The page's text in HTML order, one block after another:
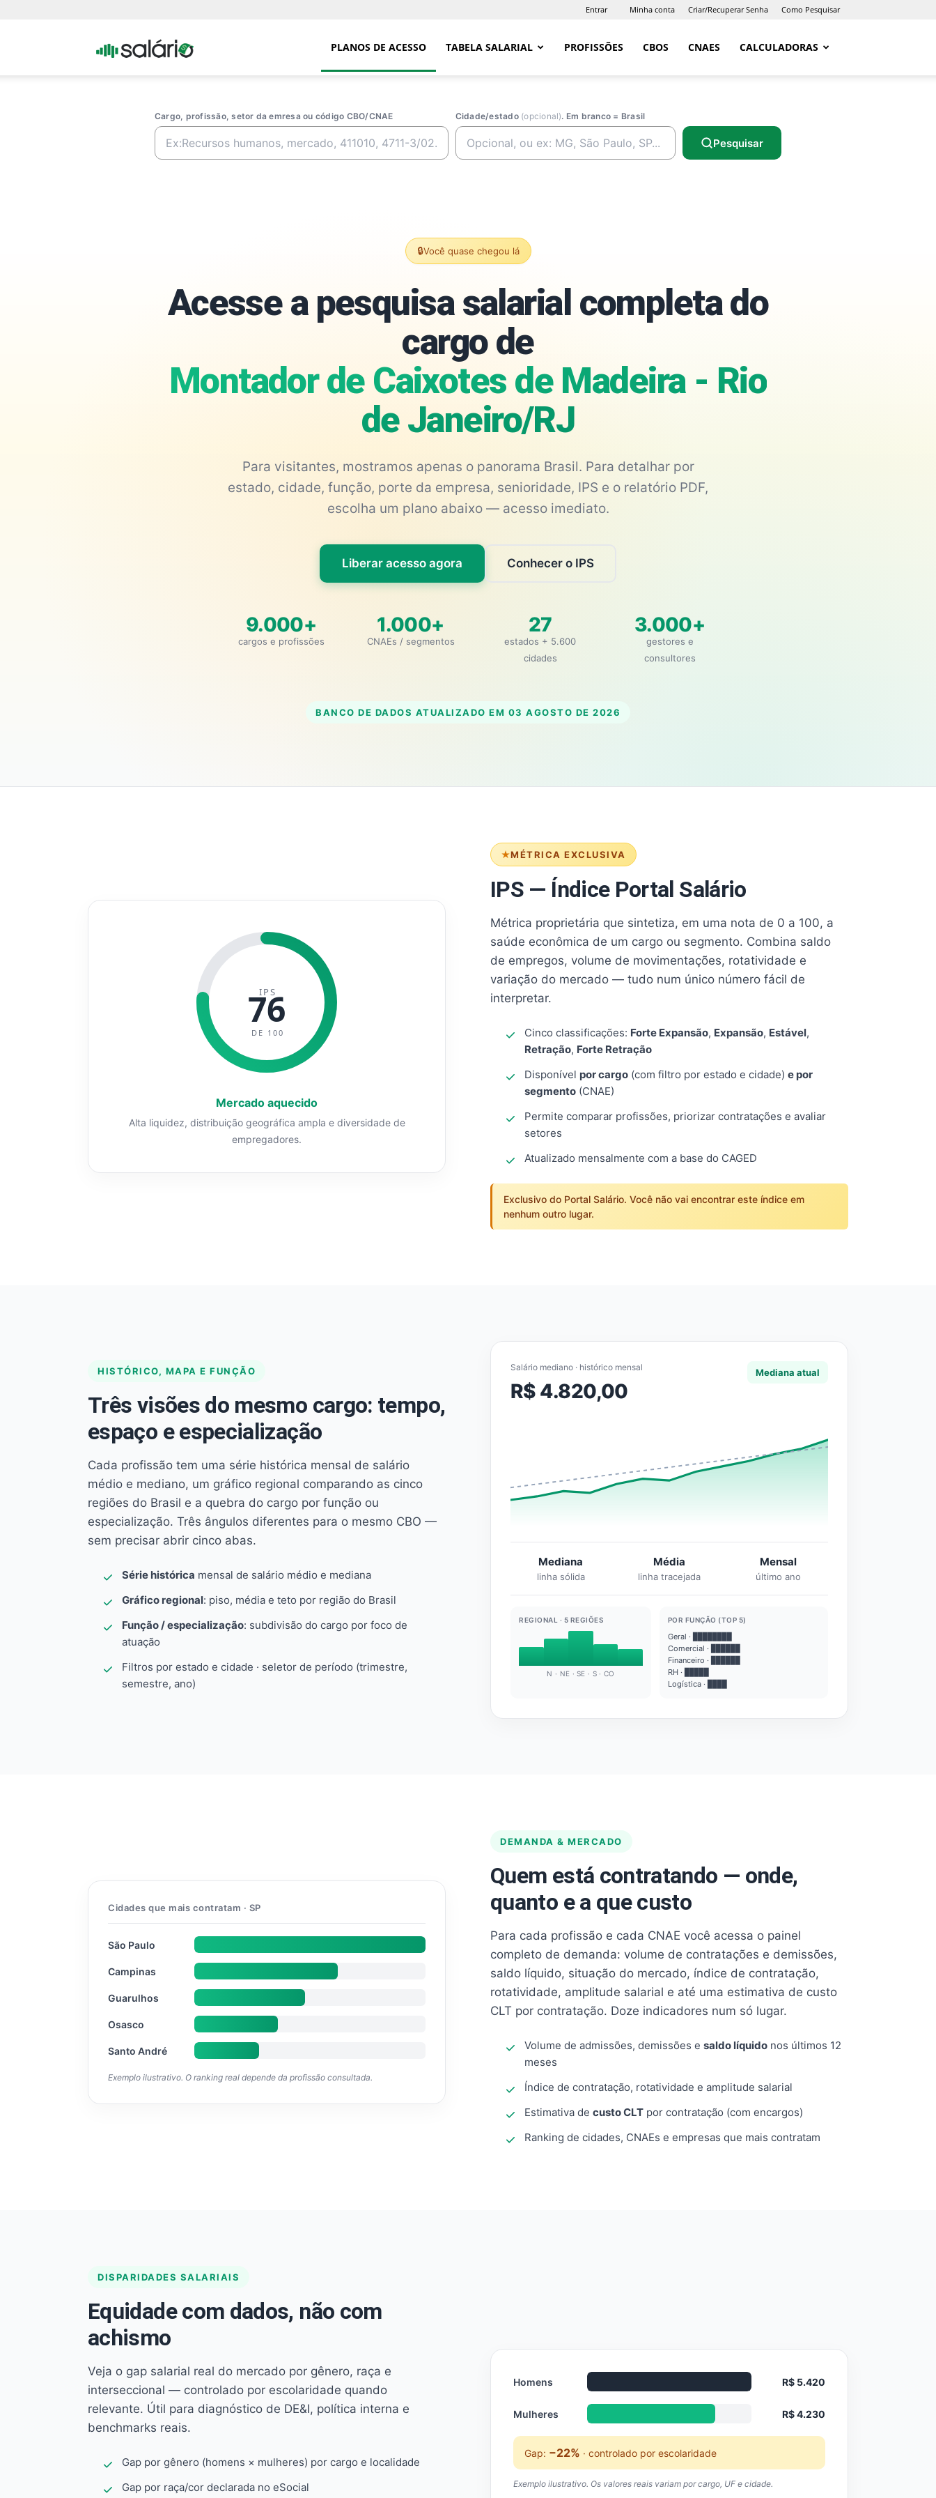
Entrar Minha conta Criar/Recuperar Senha Como Pesquisar
Portal PLANOS DE ACESSO TABELA SALARIAL PROFISSÕES CBOS CNAES CALCULADORAS
Cargo, profissão, setor da emresa ou código CBO/CNAE Cidade/estado (opcional). Em branco = Brasil
Pesquisar
🔒Você quase chegou lá
Acesse a pesquisa salarial completa do
cargo de
Montador de Caixotes de Madeira - Rio
de Janeiro/RJ
Para visitantes, mostramos apenas o panorama Brasil. Para detalhar por
estado, cidade, função, porte da empresa, senioridade, IPS e o relatório PDF,
escolha um plano abaixo — acesso imediato.
Liberar acesso agora Conhecer o IPS
9.000+
cargos e profissões
1.000+
CNAEs / segmentos
27
estados + 5.600
cidades
3.000+
gestores e
consultores
BANCO DE DADOS ATUALIZADO EM 03 AGOSTO DE 2026
MÉTRICA EXCLUSIVA
IPS — Índice Portal Salário
Métrica proprietária que sintetiza, em uma nota de 0 a 100, a
saúde econômica de um cargo ou segmento. Combina saldo
de empregos, volume de movimentações, rotatividade e
variação do mercado — tudo num único número fácil de
interpretar.
Cinco classificações: Forte Expansão, Expansão, Estável,
Retração, Forte Retração
Disponível por cargo (com filtro por estado e cidade) e por
segmento (CNAE)
Permite comparar profissões, priorizar contratações e avaliar
setores
Atualizado mensalmente com a base do CAGED
Exclusivo do Portal Salário. Você não vai encontrar este índice em
nenhum outro lugar.
IPS
76
DE 100
Mercado aquecido
Alta liquidez, distribuição geográfica ampla e diversidade de
empregadores.
HISTÓRICO, MAPA E FUNÇÃO
Três visões do mesmo cargo: tempo,
espaço e especialização
Cada profissão tem uma série histórica mensal de salário
médio e mediano, um gráfico regional comparando as cinco
regiões do Brasil e a quebra do cargo por função ou
especialização. Três ângulos diferentes para o mesmo CBO —
sem precisar abrir cinco abas.
Série histórica mensal de salário médio e mediana
Gráfico regional: piso, média e teto por região do Brasil
Função / especialização: subdivisão do cargo por foco de
atuação
Filtros por estado e cidade · seletor de período (trimestre,
semestre, ano)
Salário mediano · histórico mensal
R$ 4.820,00
Mediana atual
Mediana
linha sólida
Média
linha tracejada
Mensal
último ano
REGIONAL · 5 REGIÕES
N · NE · SE · S · CO
POR FUNÇÃO (TOP 5)
Geral · ████████
Comercial · ██████
Financeiro · ██████
RH · █████
Logística · ████
DEMANDA & MERCADO
Quem está contratando — onde,
quanto e a que custo
Para cada profissão e cada CNAE você acessa o painel
completo de demanda: volume de contratações e demissões,
saldo líquido, situação do mercado, índice de contratação,
rotatividade, amplitude salarial e até uma estimativa de custo
CLT por contratação. Doze indicadores num só lugar.
Volume de admissões, demissões e saldo líquido nos últimos 12
meses
Índice de contratação, rotatividade e amplitude salarial
Estimativa de custo CLT por contratação (com encargos)
Ranking de cidades, CNAEs e empresas que mais contratam
Cidades que mais contratam · SP
São Paulo
Campinas
Guarulhos
Osasco
Santo André
Exemplo ilustrativo. O ranking real depende da profissão consultada.
DISPARIDADES SALARIAIS
Equidade com dados, não com
achismo
Veja o gap salarial real do mercado por gênero, raça e
interseccional — controlado por escolaridade quando
relevante. Útil para diagnóstico de DE&I, política interna e
benchmarks reais.
Gap por gênero (homens × mulheres) por cargo e localidade
Gap por raça/cor declarada no eSocial
Homens R$ 5.420
Mulheres R$ 4.230
Gap: −22% · controlado por escolaridade
Exemplo ilustrativo. Os valores reais variam por cargo, UF e cidade.